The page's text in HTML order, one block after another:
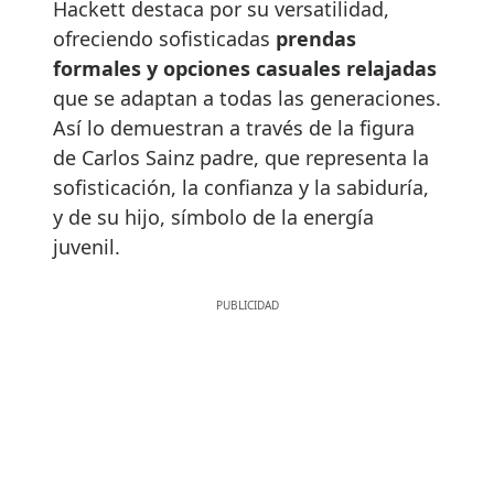
Hackett destaca por su versatilidad,
ofreciendo sofisticadas prendas
formales y opciones casuales relajadas
que se adaptan a todas las generaciones.
Así lo demuestran a través de la figura
de Carlos Sainz padre, que representa la
sofisticación, la confianza y la sabiduría,
y de su hijo, símbolo de la energía
juvenil.